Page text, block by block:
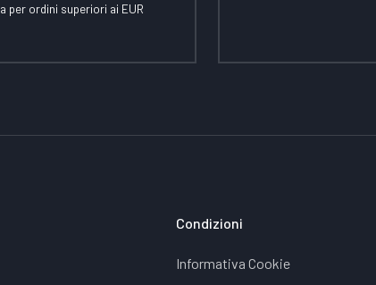
per ordini superiori ai EUR
Condizioni
Informativa Cookie